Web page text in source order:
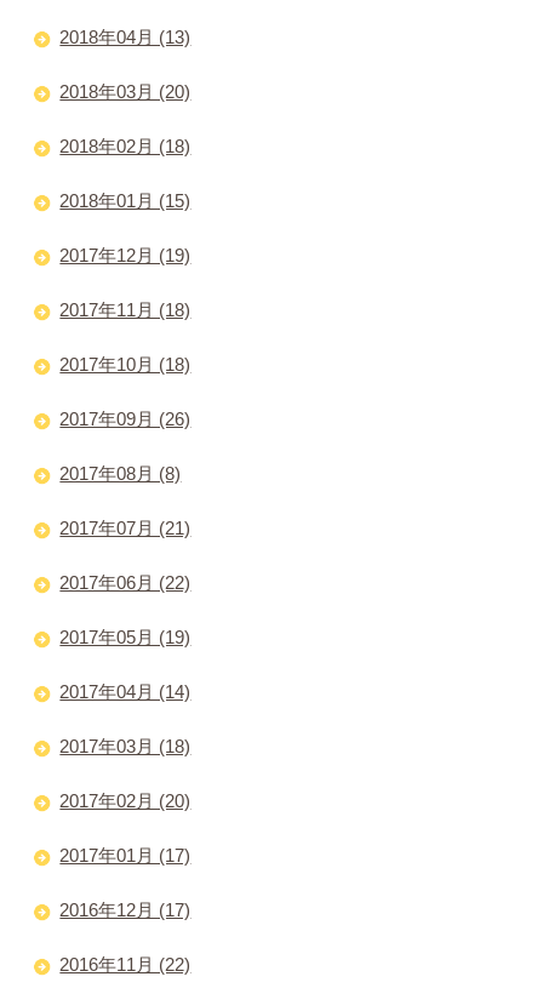
2018年04月 (13)
2018年03月 (20)
2018年02月 (18)
2018年01月 (15)
2017年12月 (19)
2017年11月 (18)
2017年10月 (18)
2017年09月 (26)
2017年08月 (8)
2017年07月 (21)
2017年06月 (22)
2017年05月 (19)
2017年04月 (14)
2017年03月 (18)
2017年02月 (20)
2017年01月 (17)
2016年12月 (17)
2016年11月 (22)